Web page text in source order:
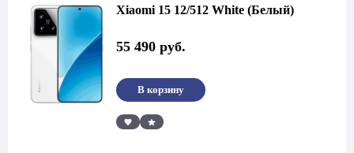
Xiaomi 15 12/512 White (Белый)
55 490 руб.
Сравнить
В корзину